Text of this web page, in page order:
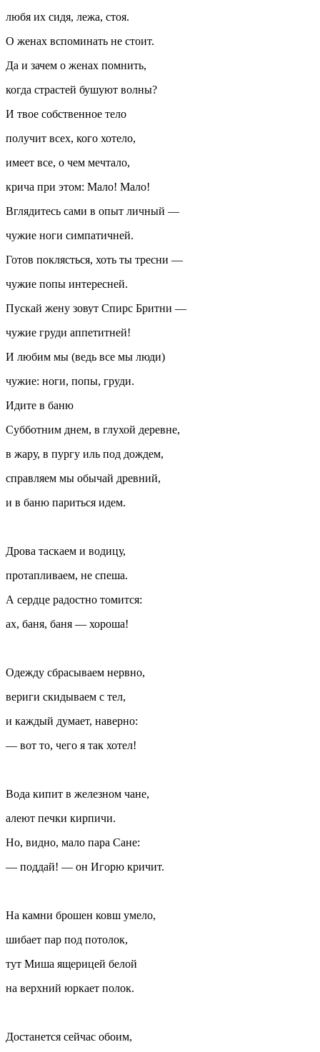
любя их сидя, лежа, стоя.
О женах вспоминать не стоит.
Да и зачем о женах помнить,
когда страстей бушуют волны?
И твое собственное тело
получит всех, кого хотело,
имеет все, о чем мечтало,
крича при этом: Мало! Мало!
Вглядитесь сами в опыт личный —
чужие ноги симпатичней.
Готов поклясться, хоть ты тресни —
чужие попы интересней.
Пускай жену зовут Спирс Бритни —
чужие груди аппетитней!
И любим мы (ведь все мы люди)
чужие: ноги, попы, груди.
Идите в баню
Субботним днем, в глухой деревне,
в жару, в пургу иль под дождем,
справляем мы обычай древний,
и в баню париться идем.
Дрова таскаем и водицу,
протапливаем, не спеша.
А сердце радостно томится:
ах, баня, баня — хороша!
Одежду сбрасываем нервно,
вериги скидываем с тел,
и каждый думает, наверно:
— вот то, чего я так хотел!
Вода кипит в железном чане,
алеют печки кирпичи.
Но, видно, мало пара Сане:
— поддай! — он Игорю кричит.
На камни брошен ковш умело,
шибает пар под потолок,
тут Миша ящерицей белой
на верхний юркает полок.
Достанется сейчас обоим,